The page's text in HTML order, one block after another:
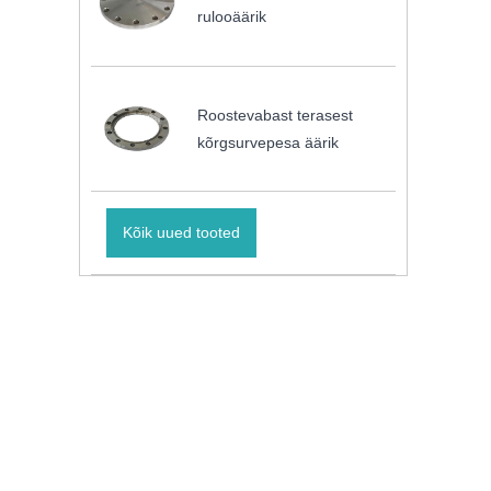
rulooäärik
Roostevabast terasest
kõrgsurvepesa äärik
Kõik uued tooted